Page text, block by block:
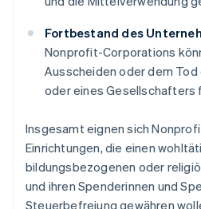
Fortbestand des
Nonprofit-Corporations
Ausscheiden oder dem
oder eines
Insgesamt eignen sich
Einrichtungen, die einen
bildungsbezogenen oder
und ihren Spenderinnen und
Steuerbefreiung gewähren